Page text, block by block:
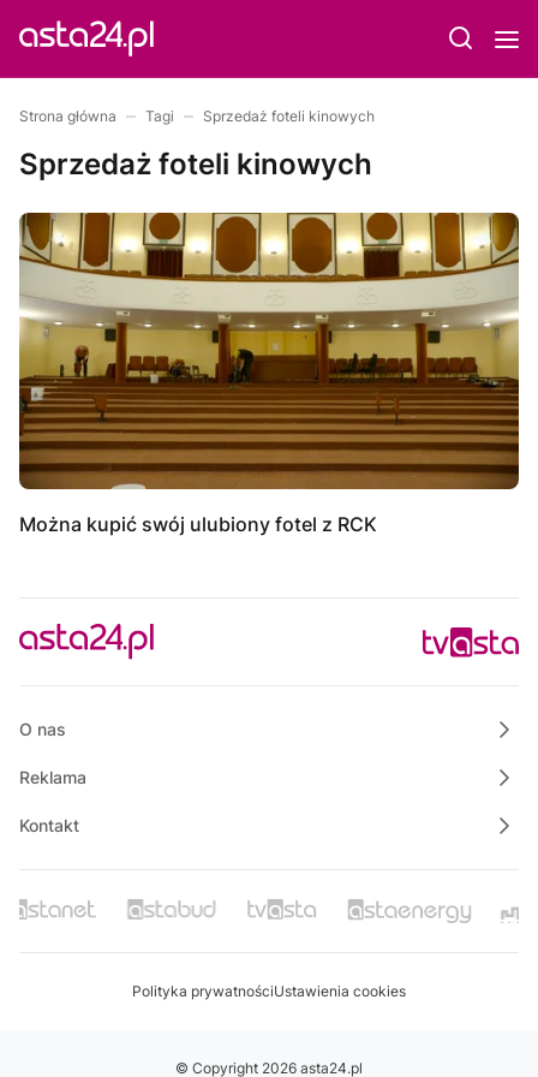
Strona główna Tagi Sprzedaż foteli kinowych
Sprzedaż foteli kinowych
Można kupić swój ulubiony fotel z RCK
O nas
Reklama
Kontakt
Polityka prywatnościUstawienia cookies
© Copyright 2026 asta24.pl